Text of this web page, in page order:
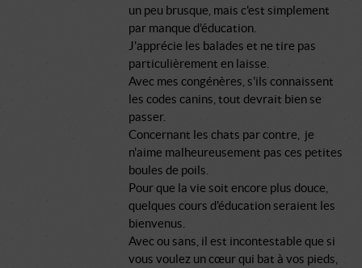
un peu brusque, mais c'est simplement
par manque d'éducation.
J'apprécie les balades et ne tire pas
particulièrement en laisse.
Avec mes congénères, s'ils connaissent
les codes canins, tout devrait bien se
passer.
Concernant les chats par contre, je
n'aime malheureusement pas ces petites
boules de poils.
Pour que la vie soit encore plus douce,
quelques cours d'éducation seraient les
bienvenus.
Avec ou sans, il est incontestable que si
vous voulez un cœur qui bat à vos pieds,